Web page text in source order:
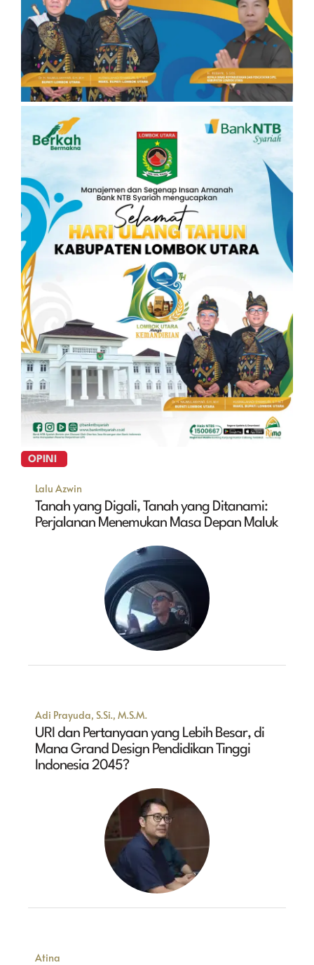
OPINI
Lalu Azwin
Tanah yang Digali, Tanah yang Ditanami:
Perjalanan Menemukan Masa Depan Maluk
Adi Prayuda, S.Si., M.S.M.
URI dan Pertanyaan yang Lebih Besar, di
Mana Grand Design Pendidikan Tinggi
Indonesia 2045?
Atina